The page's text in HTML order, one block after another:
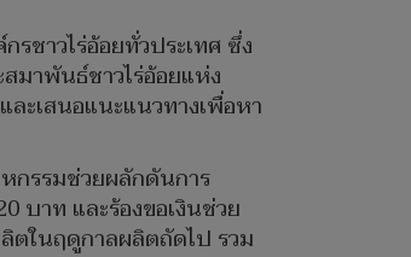
รชาวไร่อ้อยทั่วประเทศ ซึ่ง
มาพันธ์ชาวไร่อ้อยแห่ง
ะเสนอแนะแนวทางเพื่อหา
กรรมช่วยผลักดันการ
บาท และร้องขอเงินช่วย
ตในฤดูกาลผลิตถัดไป รวม